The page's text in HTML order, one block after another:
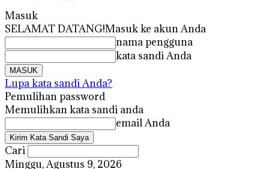
Masuk
SELAMAT DATANG!Masuk ke akun Anda
nama pengguna
kata sandi Anda
Lupa kata sandi Anda?
Pemulihan password
Memulihkan kata sandi anda
email Anda
Cari
Minggu, Agustus 9, 2026